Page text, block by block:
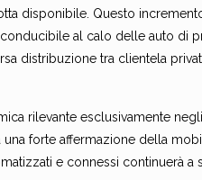
disponibile. Questo
al calo delle auto di
distribuzione tra clientela
rilevante esclusivamente
forte affermazione della
e connessi continuerà a